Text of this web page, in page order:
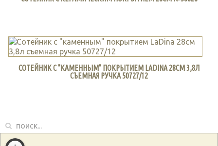
СОТЕЙНИК С "КАМЕННЫМ" ПОКРЫТИЕМ LADINA 28СМ 3,8Л
СЪЕМНАЯ РУЧКА 50727/12